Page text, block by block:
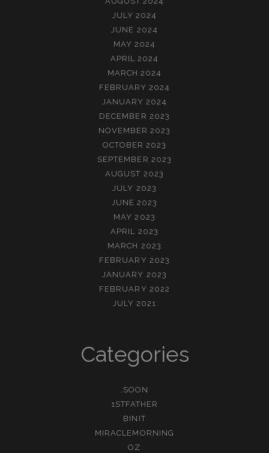
JULY 2024
JUNE 2024
MAY 2024
APRIL 2024
MARCH 2024
FEBRUARY 2024
JANUARY 2024
DECEMBER 2023
NOVEMBER 2023
OCTOBER 2023
SEPTEMBER 2023
AUGUST 2023
JULY 2023
JUNE 2023
MAY 2023
APRIL 2023
MARCH 2023
FEBRUARY 2023
JANUARY 2023
FEBRUARY 2022
JULY 2021
Categories
.SOON
1STFATHER
BINIT
MIRACLEMORNING
OZ